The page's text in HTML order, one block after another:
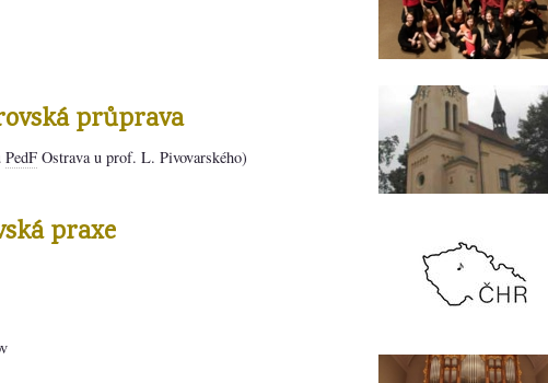
průprava
PedF Ostrava u prof. L. Pivovarského)
praxe